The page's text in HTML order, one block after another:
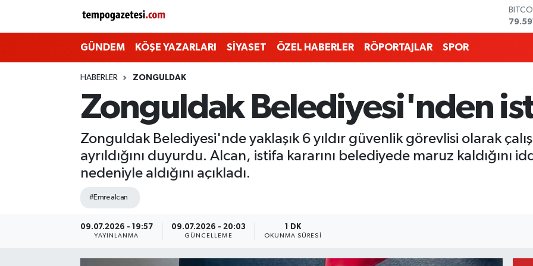
EURO
GÜNDEM KÖŞE YAZARLARI SİYASET ÖZEL HABERLER RÖPORTAJLAR SPOR
HABERLER ZONGULDAK
Zonguldak Belediyesi'nden
Zonguldak Belediyesi'nde yaklaşık 6 yıldır güvenlik görevlisi olarak
ayrıldığını duyurdu. Alcan, istifa kararını belediyede maruz kaldığını
nedeniyle aldığını açıkladı.
#Emre alcan
09.07.2026 - 19:57
YAYINLANMA
09.07.2026 - 20:03
GÜNCELLEME
1 DK
OKUNMA SÜRESI
Zonguldak Nöbetçi Eczaneler
Zonguldak Hava Durumu
Zonguldak Namaz Vakitleri
Zonguldak Trafik Yoğunluk Haritası
Süper Lig Puan Durumu ve Fikstür
Tüm Manşetler
Son Dakika Haberleri
Haber Arşivi